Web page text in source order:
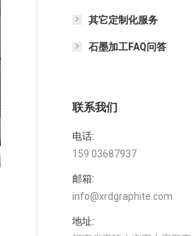
其它定制化服务
石墨加工FAQ问答
联系我们
电话:
159 03687937
邮箱:
info@xrdgraphite.com
地址: